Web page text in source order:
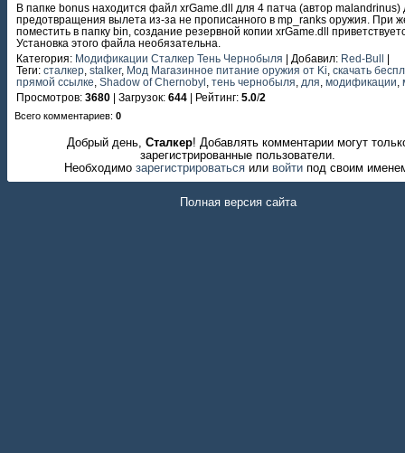
В папке bonus находится файл xrGame.dll для 4 патча (автор malandrinus)
предотвращения вылета из-за не прописанного в mp_ranks оружия. При
поместить в папку bin, создание резервной копии xrGame.dll
Установка этого файла необязательна.
Категория: Модификации Сталкер Тень Чернобыля | Добавил: Red-Bull |
Теги: сталкер stalker, Мод Магазинное питание оружия от Ki скачать
прямой ссылке Shadow of Chernobyl тень чернобыля для модификации
Просмотров: 3680 | Загрузок: 644 | Рейтинг: 5.0/2
Всего комментариев: 0
Добрый день,Сталкер! Добавлять комментарии могут
зарегистрированные пользователи.
Необходимо зарегистрироваться или войти под своим
Полная версия сайта